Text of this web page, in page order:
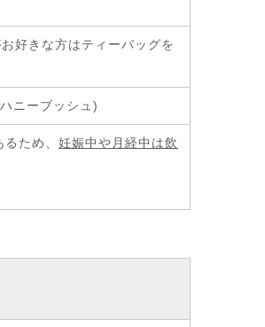
好きな方はティーバッグを
ニーブッシュ)
ため、 妊娠中や月経中は飲